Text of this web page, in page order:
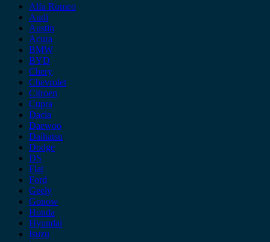
Alfa Romeo
Audi
Austin
Acura
BMW
BYD
Chery
Chevrolet
Citroen
Cupra
Dacia
Daewoo
Daihatsu
Dodge
DS
Fiat
Ford
Geely
Gonow
Honda
Hyundai
Isuzu